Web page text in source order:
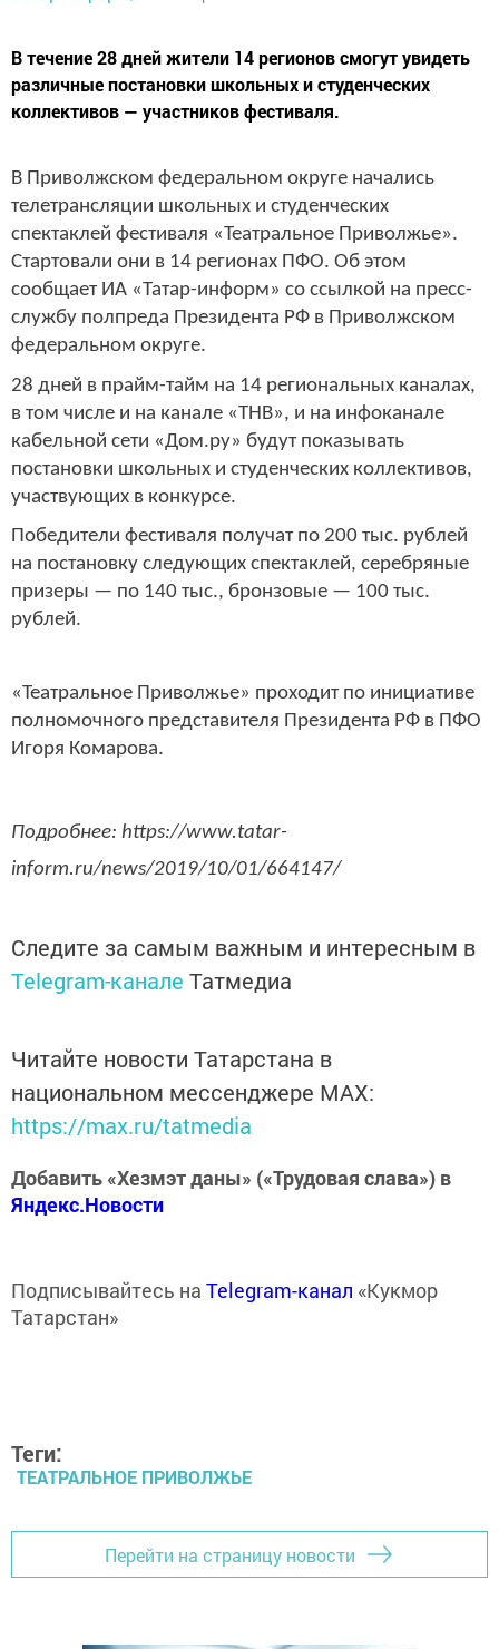
В течение 28 дней жители 14 регионов смогут увидеть
различные постановки школьных и студенческих
коллективов — участников фестиваля.
В Приволжском федеральном округе начались
телетрансляции школьных и студенческих
спектаклей фестиваля «Театральное Приволжье».
Стартовали они в 14 регионах ПФО. Об этом
сообщает ИА «Татар-информ» со ссылкой на пресс-
службу полпреда Президента РФ в Приволжском
федеральном округе.
28 дней в прайм-тайм на 14 региональных каналах,
в том числе и на канале «ТНВ», и на инфоканале
кабельной сети «Дом.ру» будут показывать
постановки школьных и студенческих коллективов,
участвующих в конкурсе.
Победители фестиваля получат по 200 тыс. рублей
на постановку следующих спектаклей, серебряные
призеры — по 140 тыс., бронзовые — 100 тыс.
рублей.
«Театральное Приволжье» проходит по инициативе
полномочного представителя Президента РФ в ПФО
Игоря Комарова.
Подробнее: https://www.tatar-
inform.ru/news/2019/10/01/664147/
Следите за самым важным и интересным в
Telegram-канале Татмедиа
Читайте новости Татарстана в
национальном мессенджере MАХ:
https://max.ru/tatmedia
Добавить «Хезмэт даны» («Трудовая слава») в
Яндекс.Новости
Подписывайтесь на Telegram-канал «Кукмор
Татарстан»
Теги:
ТЕАТРАЛЬНОЕ ПРИВОЛЖЬЕ
Перейти на страницу новости